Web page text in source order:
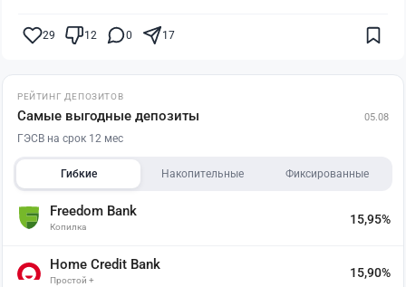
29 12 0 17
РЕЙТИНГ ДЕПОЗИТОВ
Самые выгодные депозиты 05.08
ГЭСВ на срок 12 мес
Гибкие Накопительные Фиксированные
Freedom Bank
Копилка
15,95%
Home Credit Bank
Простой +
15,90%